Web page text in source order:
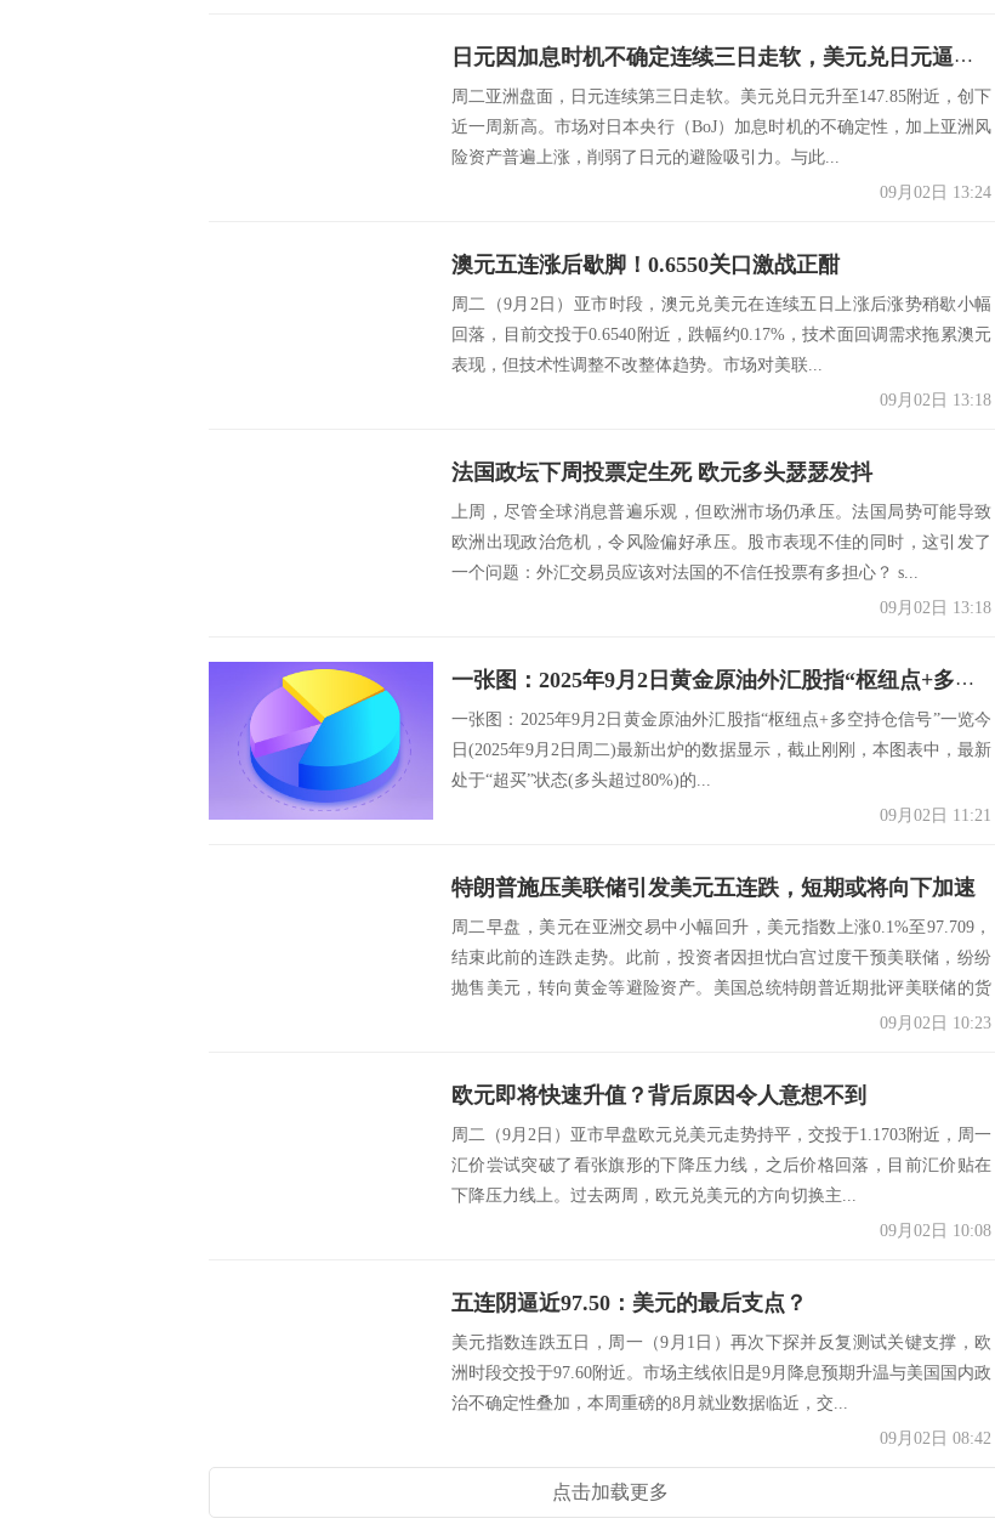
日元因加息时机不确定连续三日走软，美元兑日元逼近148关口承压
周二亚洲盘面，日元连续第三日走软。美元兑日元升至147.85附近，创下
近一周新高。市场对日本央行（BoJ）加息时机的不确定性，加上亚洲风
险资产普遍上涨，削弱了日元的避险吸引力。与此...
09月02日 13:24
澳元五连涨后歇脚！0.6550关口激战正酣
周二（9月2日）亚市时段，澳元兑美元在连续五日上涨后涨势稍歇小幅
回落，目前交投于0.6540附近，跌幅约0.17%，技术面回调需求拖累澳元
表现，但技术性调整不改整体趋势。市场对美联...
09月02日 13:18
法国政坛下周投票定生死 欧元多头瑟瑟发抖
上周，尽管全球消息普遍乐观，但欧洲市场仍承压。法国局势可能导致
欧洲出现政治危机，令风险偏好承压。股市表现不佳的同时，这引发了
一个问题：外汇交易员应该对法国的不信任投票有多担心？ s...
09月02日 13:18
一张图：2025年9月2日黄金原油外汇股指“枢纽点+多空持仓信号”一览
一张图：2025年9月2日黄金原油外汇股指“枢纽点+多空持仓信号”一览今
日(2025年9月2日周二)最新出炉的数据显示，截止刚刚，本图表中，最新
处于“超买”状态(多头超过80%)的...
09月02日 11:21
特朗普施压美联储引发美元五连跌，短期或将向下加速
周二早盘，美元在亚洲交易中小幅回升，美元指数上涨0.1%至97.709，
结束此前的连跌走势。此前，投资者因担忧白宫过度干预美联储，纷纷
抛售美元，转向黄金等避险资产。美国总统特朗普近期批评美联储的货
09月02日 10:23
欧元即将快速升值？背后原因令人意想不到
周二（9月2日）亚市早盘欧元兑美元走势持平，交投于1.1703附近，周一
汇价尝试突破了看张旗形的下降压力线，之后价格回落，目前汇价贴在
下降压力线上。过去两周，欧元兑美元的方向切换主...
09月02日 10:08
五连阴逼近97.50：美元的最后支点？
美元指数连跌五日，周一（9月1日）再次下探并反复测试关键支撑，欧
洲时段交投于97.60附近。市场主线依旧是9月降息预期升温与美国国内政
治不确定性叠加，本周重磅的8月就业数据临近，交...
09月02日 08:42
点击加载更多